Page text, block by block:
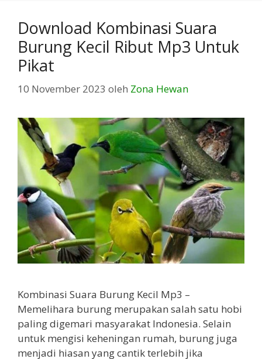
Download Kombinasi Suara
Burung Kecil Ribut Mp3 Untuk
Pikat
10 November 2023 oleh Zona Hewan
Kombinasi Suara Burung Kecil Mp3 –
Memelihara burung merupakan salah satu hobi
paling digemari masyarakat Indonesia. Selain
untuk mengisi keheningan rumah, burung juga
menjadi hiasan yang cantik terlebih jika